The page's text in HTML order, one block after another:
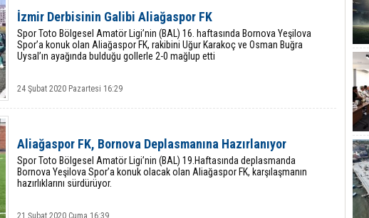
İzmir Derbisinin Galibi Aliağaspor FK
Spor Toto Bölgesel Amatör Ligi’nin (BAL) 16. haftasında Bornova Yeşilova
Spor’a konuk olan Aliağaspor FK, rakibini Uğur Karakoç ve Osman Buğra
Uysal’ın ayağında bulduğu gollerle 2-0 mağlup etti
24 Şubat 2020 Pazartesi 16:29
Aliağaspor FK, Bornova Deplasmanına Hazırlanıyor
Spor Toto Bölgesel Amatör Ligi’nin (BAL) 19.Haftasında deplasmanda
Bornova Yeşilova Spor’a konuk olacak olan Aliağaspor FK, karşılaşmanın
hazırlıklarını sürdürüyor.
21 Şubat 2020 Cuma 16:39